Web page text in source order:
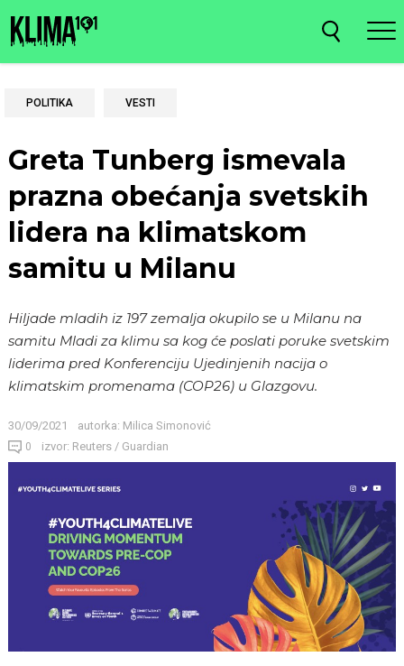
POLITIKA VESTI
Greta Tunberg ismevala
prazna obećanja svetskih
lidera na klimatskom
samitu u Milanu
Hiljade mladih iz 197 zemalja okupilo se u Milanu na
samitu Mladi za klimu sa kog će poslati poruke svetskim
liderima pred Konferenciju Ujedinjenih nacija o
klimatskim promenama (COP26) u Glazgovu.
30/09/2021 autorka: Milica Simonović
0 izvor: Reuters / Guardian